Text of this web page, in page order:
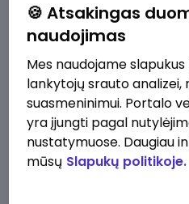
289 - 337 €/mėn. Prieš
prieš 1 d.
Talent Development
term - 1.5 years)
🍪 Atsakingas
naudojimas
Mes naudojame
lankytojų srauto analizei,
suasmeninimui. Portalo
yra įjungti pagal
nustatymuose. Daugiau
mūsų Slapukų politikoje.